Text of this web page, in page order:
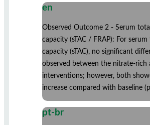
en
Observed Outcome 2 - Serum
capacity (sTAC / FRAP): For
capacity (sTAC), no significant
observed between the nitrate-rich
interventions; however, both
increase compared with baseline
pt-br